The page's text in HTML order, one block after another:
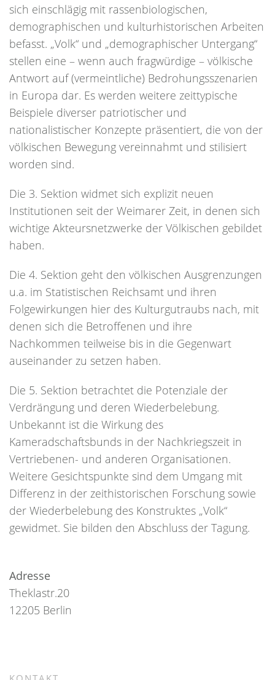
sich einschlägig mit rassenbiologischen,
demographischen und kulturhistorischen Arbeiten
befasst. „Volk“ und „demographischer Untergang“
stellen eine – wenn auch fragwürdige – völkische
Antwort auf (vermeintliche) Bedrohungsszenarien
in Europa dar. Es werden weitere zeittypische
Beispiele diverser patriotischer und
nationalistischer Konzepte präsentiert, die von der
völkischen Bewegung vereinnahmt und stilisiert
worden sind.
Die 3. Sektion widmet sich explizit neuen
Institutionen seit der Weimarer Zeit, in denen sich
wichtige Akteursnetzwerke der Völkischen gebildet
haben.
Die 4. Sektion geht den völkischen Ausgrenzungen
u.a. im Statistischen Reichsamt und ihren
Folgewirkungen hier des Kulturgutraubs nach, mit
denen sich die Betroffenen und ihre
Nachkommen teilweise bis in die Gegenwart
auseinander zu setzen haben.
Die 5. Sektion betrachtet die Potenziale der
Verdrängung und deren Wiederbelebung.
Unbekannt ist die Wirkung des
Kameradschaftsbunds in der Nachkriegszeit in
Vertriebenen- und anderen Organisationen.
Weitere Gesichtspunkte sind dem Umgang mit
Differenz in der zeithistorischen Forschung sowie
der Wiederbelebung des Konstruktes „Volk“
gewidmet. Sie bilden den Abschluss der Tagung.
Adresse
Theklastr.20
12205 Berlin